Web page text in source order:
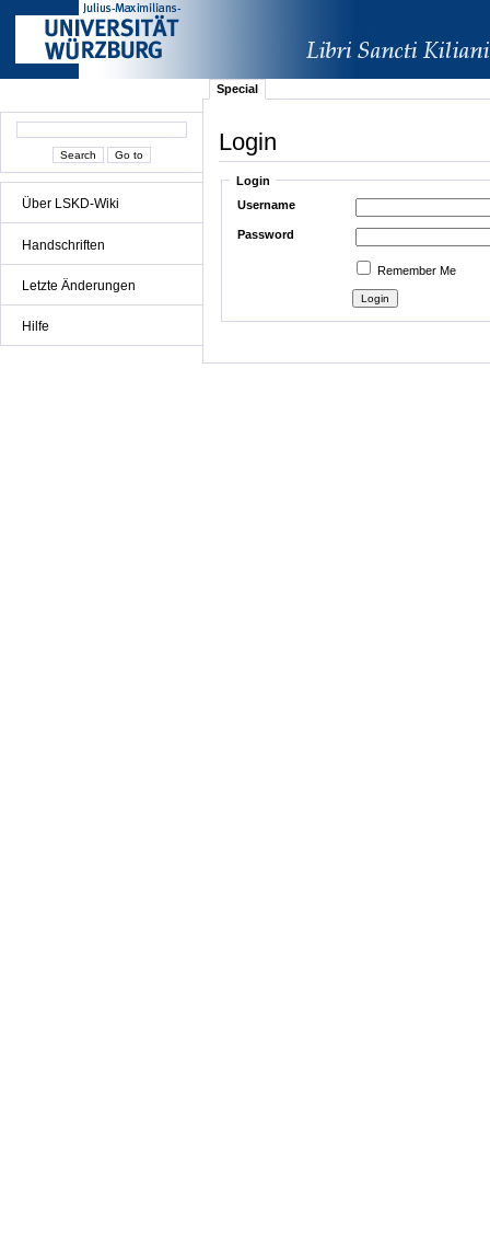
Über LSKD-Wiki
Handschriften
Letzte Änderungen
Hilfe
Special
Login
Login
Username
Password
Remember Me